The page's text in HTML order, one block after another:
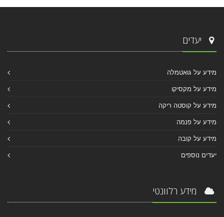
יעדים
מידע על גואטמלה
מידע על מקסיקו
מידע על קוסטה ריקה
מידע על פנמה
מידע על קובה
יעדים נוספים
מידע רלוונטי